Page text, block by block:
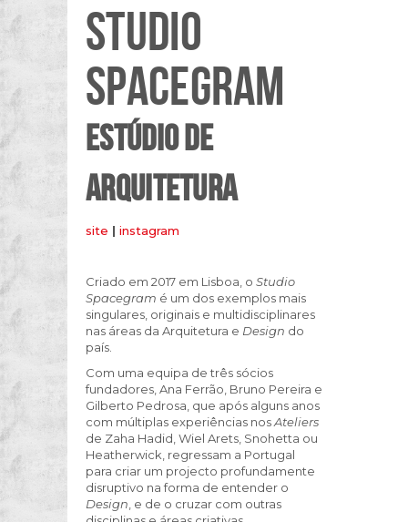
STUDIO
SPACEGRAM
ESTÚDIO DE
ARQUITETURA
site | instagram
Criado em 2017 em Lisboa, o Studio
Spacegram é um dos exemplos mais
singulares, originais e multidisciplinares
nas áreas da Arquitetura e Design do
país.
Com uma equipa de três sócios
fundadores, Ana Ferrão, Bruno Pereira e
Gilberto Pedrosa, que após alguns anos
com múltiplas experiências nosAteliers
de Zaha Hadid, Wiel Arets, Snohetta ou
Heatherwick, regressam a Portugal
para criar um projecto profundamente
disruptivo na forma de entender o
Design, e de o cruzar com outras